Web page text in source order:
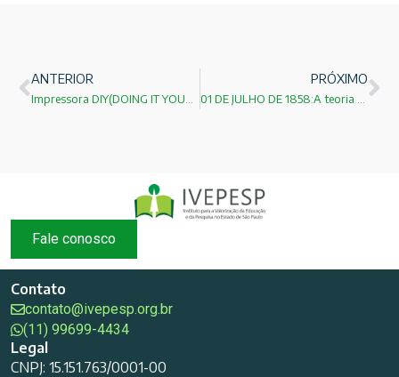
ANTERIOR PRÓXIMO
Fale conosco
Contato
contato@ivepesp.org.br
(11) 99699-4434
Legal
CNPJ: 15.151.763/0001-00